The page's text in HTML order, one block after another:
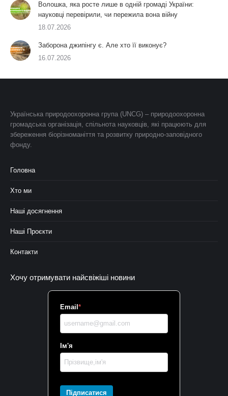
Волошка, яка росте лише в одній громаді України:
науковці перевірили, чи пережила вона війну
18.07.2026
Заборона джипінгу є. Але хто її виконує?
16.07.2026
Українська природоохоронна група (UNCG) – природоохоронна
громадська організація, спільнота науковців, які працюють для
збереження біорізноманіття та розвитку природно-заповідного
фонду.
Головна
Хто ми
Наші досягнення
Наші Проєкти
Контакти
Хочу отримувати найсвіжіші новини
Email *
Ім'я
Підписатися